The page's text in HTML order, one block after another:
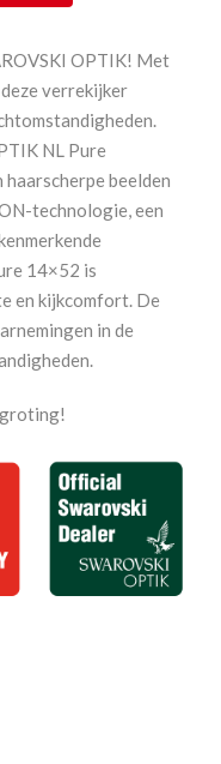
OPTIK! Met
verrekijker
NL Pure
beelden
technologie, een
14×52 is
en kijkcomfort. De
in de